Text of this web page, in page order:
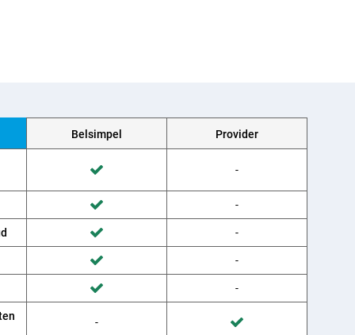
Belsimpel Provider
Wordt gedaan door Belsimpel Wordt niet gedaan door Provider
-
Wordt gedaan door Belsimpel Wordt niet gedaan door Provider
-
Wordt gedaan door Belsimpel Wordt niet gedaan door Provider
-
Wordt gedaan door Belsimpel Wordt niet gedaan door Provider
-
Wordt gedaan door Belsimpel Wordt niet gedaan door Provider
-
Wordt niet gedaan door Belsimpel
- Wordt gedaan door Provider